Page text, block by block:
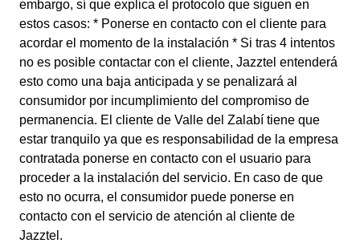
embargo, sí que explica el protocolo que siguen en
estos casos: * Ponerse en contacto con el cliente para
acordar el momento de la instalación * Si tras 4 intentos
no es posible contactar con el cliente, Jazztel entenderá
esto como una baja anticipada y se penalizará al
consumidor por incumplimiento del compromiso de
permanencia. El cliente de Valle del Zalabí tiene que
estar tranquilo ya que es responsabilidad de la empresa
contratada ponerse en contacto con el usuario para
proceder a la instalación del servicio. En caso de que
esto no ocurra, el consumidor puede ponerse en
contacto con el servicio de atención al cliente de
Jazztel.